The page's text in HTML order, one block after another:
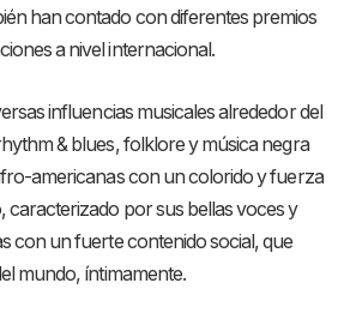
han contado con diferentes premios
a nivel internacional.
influencias musicales alrededor del
& blues, folklore y música negra
americanas con un colorido y fuerza
caracterizado por sus bellas voces y
con un fuerte contenido social, que
mundo, íntimamente.